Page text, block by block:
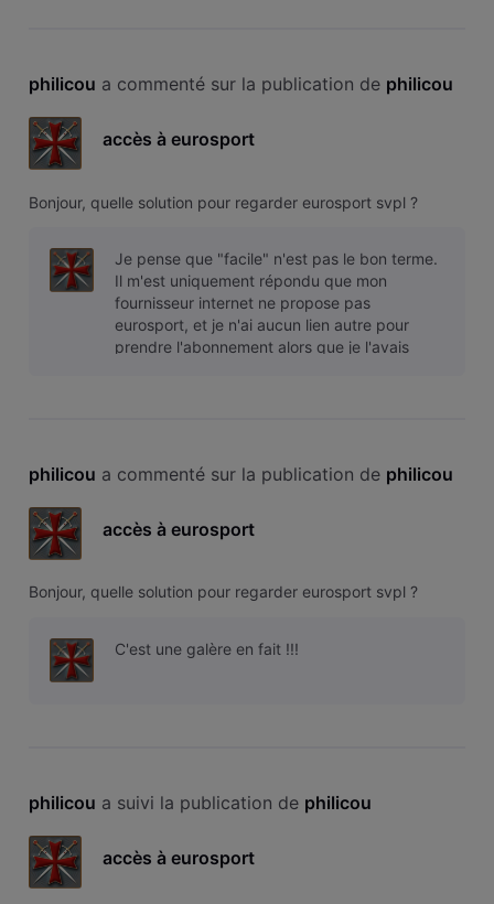
philicou a commenté sur la publication de philicou
accès à eurosport
Bonjour, quelle solution pour regarder eurosport svpl ?
Je pense que "facile" n'est pas le bon terme.
Il m'est uniquement répondu que mon
fournisseur internet ne propose pas
eurosport, et je n'ai aucun lien autre pour
prendre l'abonnement alors que je l'avais
philicou a commenté sur la publication de philicou
accès à eurosport
Bonjour, quelle solution pour regarder eurosport svpl ?
C'est une galère en fait !!!
philicou a suivi la publication de philicou
accès à eurosport